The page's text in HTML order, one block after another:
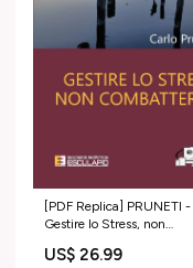
[PDF Replica] PRUNETI -
Gestire lo Stress, non
Massimo Guarnieri
US$ 26.99